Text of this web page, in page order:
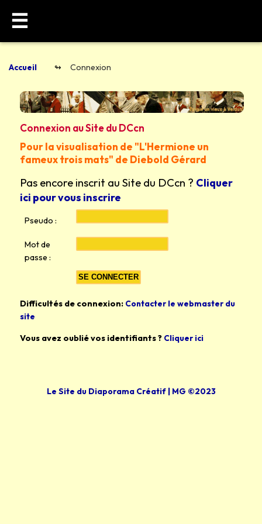
Accueil Connexion
☰
Connexion au Site du DCcn
Pour la visualisation de "L'Hermione un
fameux trois mats" de Diebold Gérard
Pas encore inscrit au Site du DCcn ? Cliquer
ici pour vous inscrire
Pseudo :
Mot de
passe :
Difficultés de connexion: Contacter le webmaster du
site
Vous avez oublié vos identifiants ? Cliquer ici
Le Site du Diaporama Créatif | MG ©2023